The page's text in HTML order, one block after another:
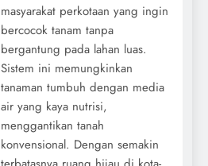
masyarakat perkotaan yang ingin
bercocok tanam tanpa
bergantung pada lahan luas.
Sistem ini memungkinkan
tanaman tumbuh dengan media
air yang kaya nutrisi,
menggantikan tanah
konvensional. Dengan semakin